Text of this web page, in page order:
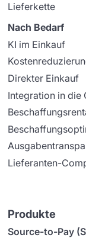
Lieferkette
Nach Bedarf
KI im Einkauf
Direkter Einkauf
Integration in die
Lieferanten-
Produkte
Source-to-Pay